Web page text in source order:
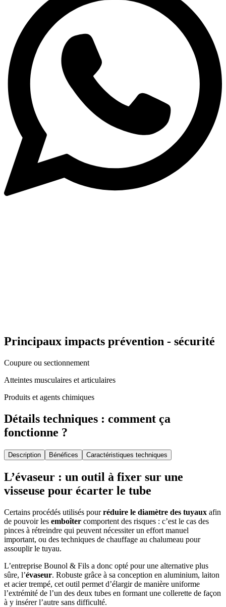
Principaux impacts prévention - sécurité
Coupure ou sectionnement
Atteintes musculaires et articulaires
Produits et agents chimiques
Détails techniques : comment ça
fonctionne ?
Description Bénéfices Caractéristiques techniques
L’évaseur : un outil à fixer sur une
visseuse pour écarter le tube
Certains procédés utilisés pourréduire le diamètre des tuyaux afin
de pouvoir les emboîter comportent des risques : c’est le cas des
pinces à rétreindre qui peuvent nécessiter un effort manuel
important, ou des techniques de chauffage au chalumeau pour
assouplir le tuyau.
L’entreprise Bounol & Fils a donc opté pour une alternative plus
sûre, l’évaseur. Robuste grâce à sa conception en aluminium, laiton
et acier trempé, cet outil permet d’élargir de manière uniforme
l’extrémité de l’un des deux tubes en formant une collerette de façon
à y insérer l’autre sans difficulté.